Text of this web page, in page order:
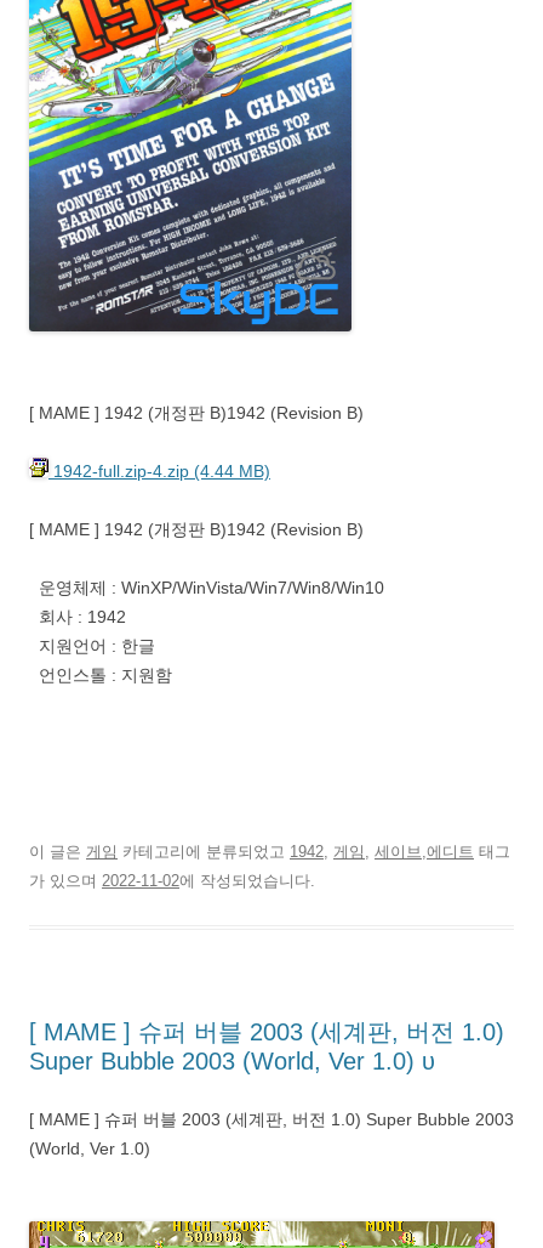
[ MAME ] 1942 (개정판 B)1942 (Revision B)
1942-full.zip-4.zip (4.44 MB)
[ MAME ] 1942 (개정판 B)1942 (Revision B)
운영체제 : WinXP/WinVista/Win7/Win8/Win10
회사 : 1942
지원언어 : 한글
언인스톨 : 지원함
이 글은 게임 카테고리에 분류되었고 1942, 게임 , 세이브,에디트 태그
가 있으며 2022-11-02에 작성되었습니다.
[ MAME ] 슈퍼 버블 2003 (세계판, 버전 1.0)
Super Bubble 2003 (World, Ver 1.0) υ
[ MAME ] 슈퍼 버블 2003 (세계판, 버전 1.0) Super Bubble 2003
(World, Ver 1.0)